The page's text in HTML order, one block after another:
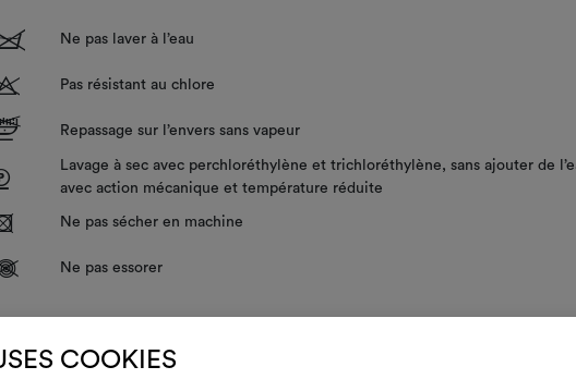
COOKIES
Ne pas laver à l’eau
Pas résistant au chlore
Repassage sur l’envers sans vapeur
Lavage à sec avec perchloréthylène et trichloréthylène, sans ajouter de
avec action mécanique et température réduite
Ne pas sécher en machine
Ne pas essorer
l’usage, le temps et lors des phases de stockage et d’enroulage, le poil des
s’aplatir. Pour lui redonner son aspect d’origine, il est conseillé de le vaporiser